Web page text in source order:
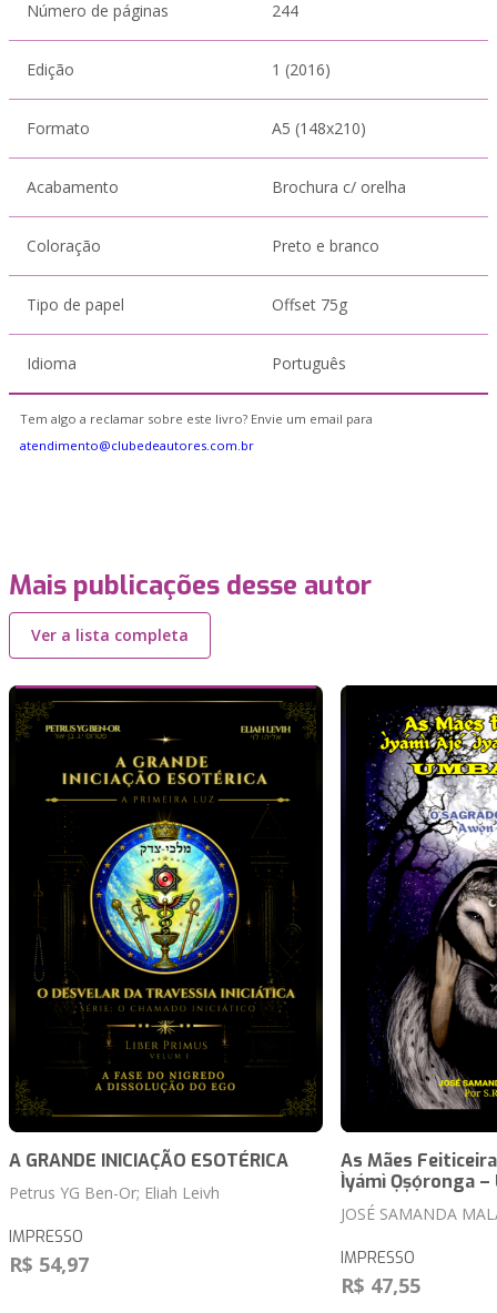
Número de páginas 244
Edição 1 (2016)
Formato A5 (148x210)
Acabamento Brochura c/ orelha
Coloração Preto e branco
Tipo de papel Offset 75g
Idioma Português
Tem algo a reclamar sobre este livro? Envie um email para
atendimento@clubedeautores.com.br
Mais publicações desse autor
Ver a lista completa
A GRANDE INICIAÇÃO ESOTÉRICA
Petrus YG Ben-Or; Eliah Leivh
IMPRESSO
R$ 54,97
As Mães
Ìyámì Ọṣọ́ronga –
JOSÉ SAMANDA
IMPRESSO
R$ 47,55